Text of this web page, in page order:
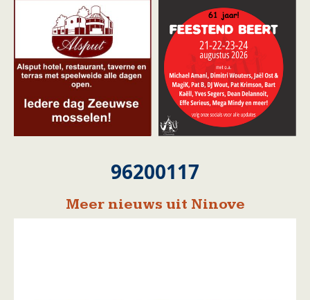
96200117
Meer nieuws uit Ninove